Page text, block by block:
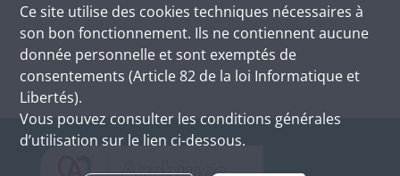
Ce site utilise des cookies techniques nécessaires à
son bon fonctionnement. Ils ne contiennent aucune
donnée personnelle et sont exemptés de
consentements (Article 82 de la loi Informatique et
Libertés).
Vous pouvez consulter les conditions générales
d’utilisation sur le lien ci-dessous.